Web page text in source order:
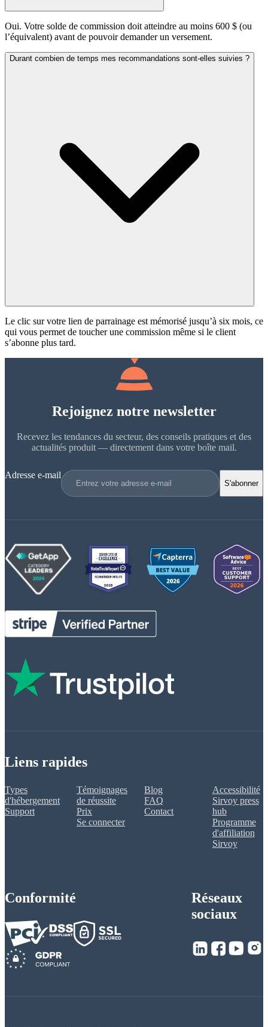
Oui. Votre solde de commission doit atteindre au moins 600 $ (ou
l’équivalent) avant de pouvoir demander un versement.
Durant combien de temps mes recommandations sont-elles suivies ?
Le clic sur votre lien de parrainage est mémorisé jusqu’à six mois, ce
qui vous permet de toucher une commission même si le client
s’abonne plus tard.
Rejoignez notre newsletter
Recevez les tendances du secteur, des conseils pratiques et des
actualités produit — directement dans votre boîte mail.
Adresse e-mail
S'abonner
Liens rapides
Types
d'hébergement
Support
Témoignages
de réussite
Prix
Se connecter
Blog
FAQ
Contact
Accessibilité
Sirvoy press
hub
Programme
d'affiliation
Sirvoy
Conformité
Réseaux
sociaux